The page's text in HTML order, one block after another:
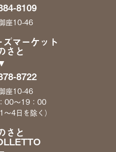
8109
座10-46
マーケット
さと
8722
座10-46
00〜19：00
4日を除く）
さと